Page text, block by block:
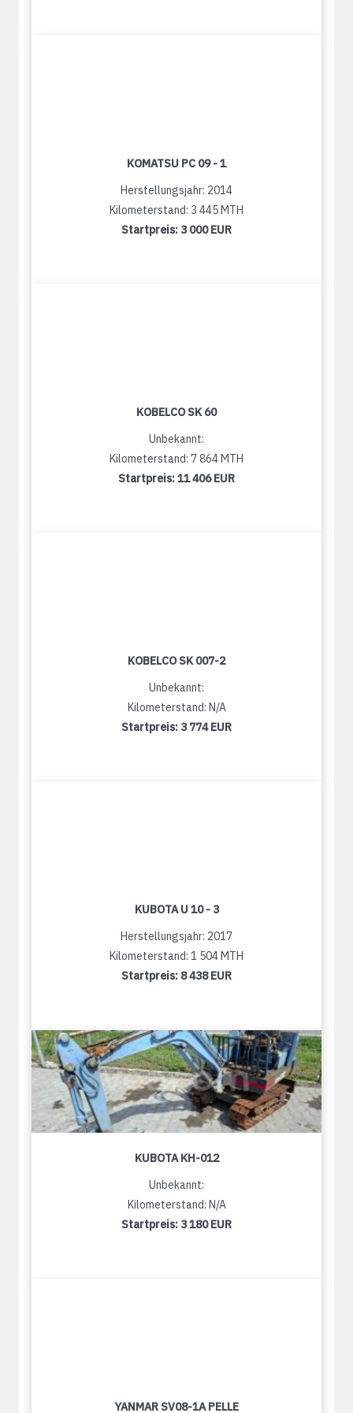
KOMATSU PC 09 - 1
Herstellungsjahr: 2014
Kilometerstand: 3 445 MTH
Startpreis: 3 000 EUR
KOBELCO SK 60
Unbekannt:
Kilometerstand: 7 864 MTH
Startpreis:11 406 EUR
KOBELCO SK 007-2
Unbekannt:
Kilometerstand: N/A
Startpreis: 3 774 EUR
KUBOTA U 10 - 3
Herstellungsjahr: 2017
Kilometerstand: 1 504 MTH
Startpreis: 8 438 EUR
KUBOTA KH-012
Unbekannt:
Kilometerstand: N/A
Startpreis: 3 180 EUR
YANMAR SV08-1A PELLE